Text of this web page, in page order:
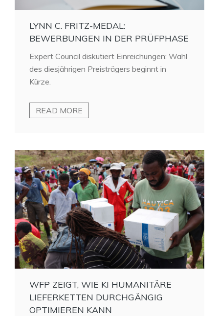
LYNN C. FRITZ-MEDAL:
BEWERBUNGEN IN DER PRÜFPHASE
Expert Council diskutiert Einreichungen: Wahl
des diesjährigen Preisträgers beginnt in
Kürze.
READ MORE
WFP ZEIGT, WIE KI HUMANITÄRE
LIEFERKETTEN DURCHGÄNGIG
OPTIMIEREN KANN